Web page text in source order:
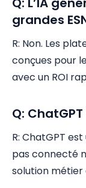
grandes
R: Non. Les
conçues pour
avec un ROI
Q:
R: ChatGPT
pas connecté
solution métier